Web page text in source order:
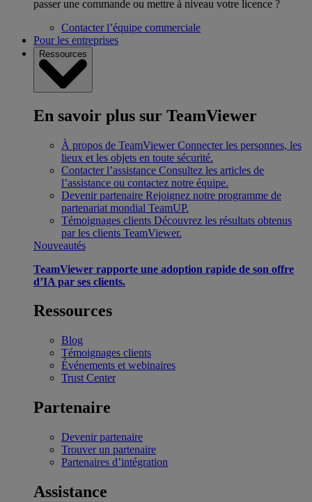
passer une commande ou mettre à niveau votre licence ?
Contacter l’équipe commerciale
Pour les entreprises
Ressources
En savoir plus sur TeamViewer
À propos de TeamViewer Connecter les personnes, les
lieux et les objets en toute sécurité.
Contacter l’assistance Consultez les articles de
l’assistance ou contactez notre équipe.
Devenir partenaire Rejoignez notre programme de
partenariat mondial TeamUP.
Témoignages clients Découvrez les résultats obtenus
par les clients TeamViewer.
Nouveautés
TeamViewer rapporte une adoption rapide de son offre
d’IA par ses clients.
Ressources
Blog
Témoignages clients
Événements et webinaires
Trust Center
Partenaire
Devenir partenaire
Trouver un partenaire
Partenaires d’intégration
Assistance